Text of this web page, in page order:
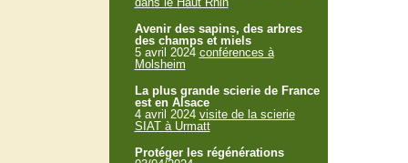
Avenir des sapins, des arbres
des champs et miels
5 avril 2024 conférences à
Molsheim
La plus grande scierie de France
est en Alsace
4 avril 2024 visite de la scierie
SIAT à Urmatt
Protéger les régénérations